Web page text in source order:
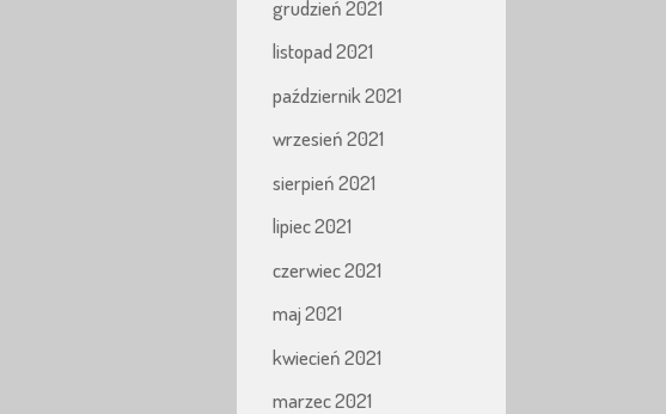
grudzień 2021
listopad 2021
październik 2021
wrzesień 2021
sierpień 2021
lipiec 2021
czerwiec 2021
maj 2021
kwiecień 2021
marzec 2021